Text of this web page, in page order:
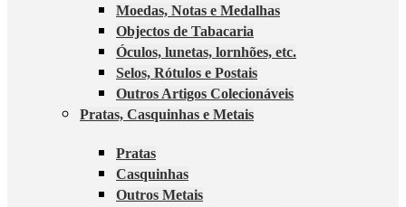
Moedas, Notas e Medalhas
Objectos de Tabacaria
Óculos, lunetas, lornhões, etc.
Selos, Rótulos e Postais
Outros Artigos Colecionáveis
Pratas, Casquinhas e Metais
Pratas
Casquinhas
Outros Metais